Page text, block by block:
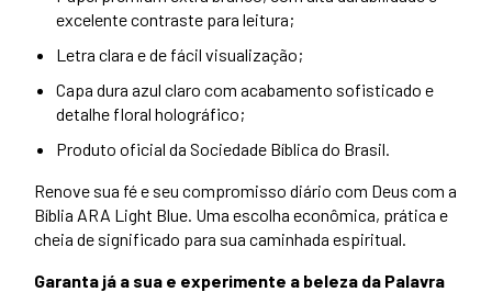
excelente contraste para leitura;
Letra clara e de fácil visualização;
Capa dura azul claro com acabamento sofisticado e
detalhe floral holográfico;
Produto oficial da Sociedade Bíblica do Brasil.
Renove sua fé e seu compromisso diário com Deus com a
Bíblia ARA Light Blue. Uma escolha econômica, prática e
cheia de significado para sua caminhada espiritual.
Garanta já a sua e experimente a beleza da Palavra